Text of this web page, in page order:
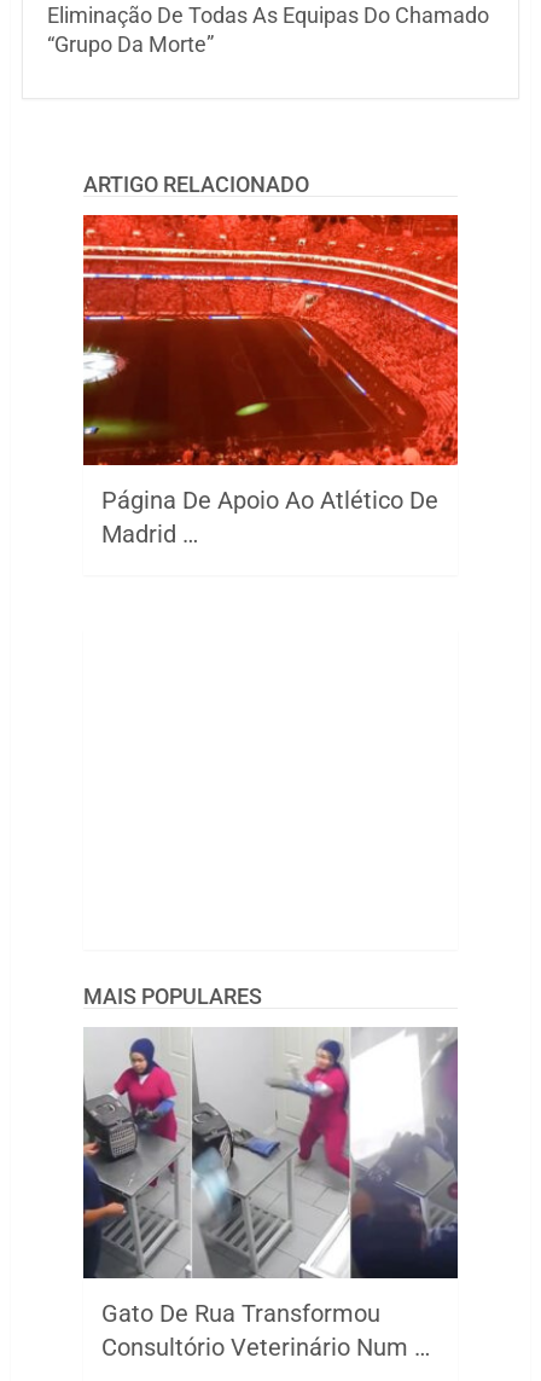
Eliminação De Todas As Equipas Do Chamado
“Grupo Da Morte”
ARTIGO RELACIONADO
Página De Apoio Ao Atlético De
Madrid …
MAIS POPULARES
Gato De Rua Transformou
Consultório Veterinário Num …